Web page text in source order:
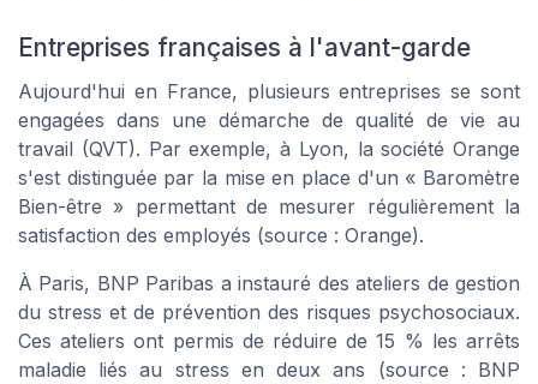
Entreprises françaises à l'avant-garde
Aujourd'hui en France, plusieurs entreprises se sont
engagées dans une démarche de qualité de vie au
travail (QVT). Par exemple, à Lyon, la société Orange
s'est distinguée par la mise en place d'un « Baromètre
Bien-être » permettant de mesurer régulièrement la
satisfaction des employés (source : Orange).
À Paris, BNP Paribas a instauré des ateliers de gestion
du stress et de prévention des risques psychosociaux.
Ces ateliers ont permis de réduire de 15 % les arrêts
maladie liés au stress en deux ans (source : BNP